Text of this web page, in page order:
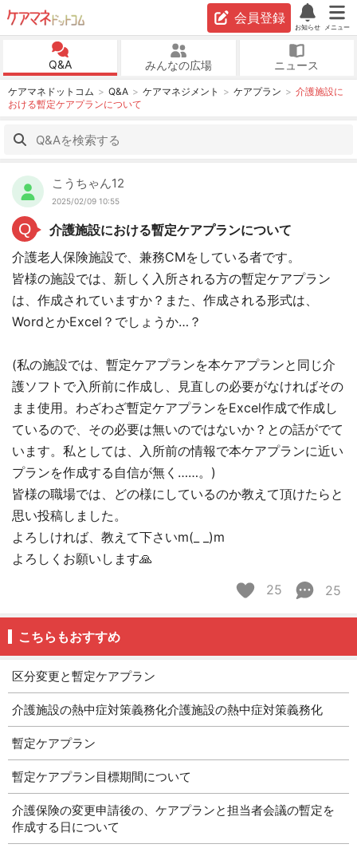
会員登録
お知らせ メニュー
Q&A みんなの広場 ニュース
ケアマネドットコム Q&A ケアマネジメント ケアプラン
介護施設に
おける暫定ケアプランについて
こうちゃん12
2025/02/09 10:55
Q
介護施設における暫定ケアプランについて
介護老人保険施設で、兼務CMをしている者です。
皆様の施設では、新しく入所される方の暫定ケアプラン
は、作成されていますか？また、作成される形式は、
WordとかExcel？でしょうか…？
(私の施設では、暫定ケアプランを本ケアプランと同じ介
護ソフトで入所前に作成し、見直しの必要がなければその
まま使用。わざわざ暫定ケアプランをExcel作成で作成し
ているので、その必要は無いのではないか？との話がでて
います。私としては、入所前の情報で本ケアプランに近い
プランを作成する自信が無く……。)
皆様の職場では、どの様にしているのか教えて頂けたらと
思い投稿しました。
よろしければ、教えて下さいm(_ _)m
よろしくお願いします🙏
25
25
こちらもおすすめ
区分変更と暫定ケアプラン
介護施設の熱中症対策義務化介護施設の熱中症対策義務化
暫定ケアプラン
暫定ケアプラン目標期間について
介護保険の変更申請後の、ケアプランと担当者会議の暫定を
作成する日について